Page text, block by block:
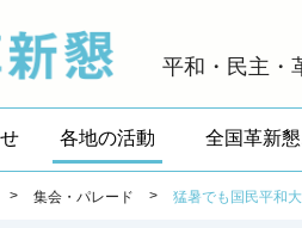
平和・民主・
各地の活動 全国革新
> 集会・パレード > 猛暑でも国民平和